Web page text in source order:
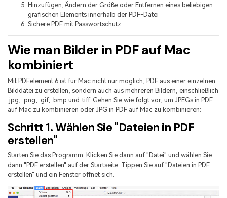
Hinzufügen, Ändern der Größe oder Entfernen eines beliebigen
grafischen Elements innerhalb der PDF-Datei
Sichere PDF mit Passwortschutz
Wie man Bilder in PDF auf Mac
kombiniert
Mit PDFelement 6 ist für Mac nicht nur möglich, PDF aus einer einzelnen
Bilddatei zu erstellen, sondern auch aus mehreren Bildern, einschließlich
.jpg, .png, .gif, .bmp und .tiff. Gehen Sie wie folgt vor, um JPEGs in PDF
auf Mac zu kombinieren oder JPG in PDF auf Mac zu kombinieren:
Schritt 1. Wählen Sie "Dateien in PDF
erstellen"
Starten Sie das Programm. Klicken Sie dann auf "Datei" und wählen Sie
dann "PDF erstellen" auf der Startseite. Tippen Sie auf "Dateien in PDF
erstellen" und ein Fenster öffnet sich.